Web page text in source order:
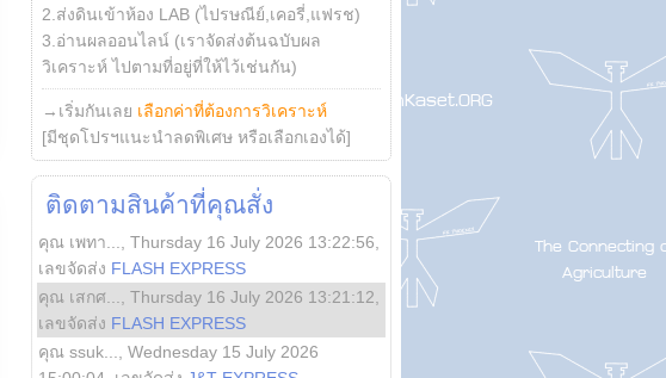
2.ส่งดินเข้าห้อง LAB (ไปรษณีย์,เคอรี่,แฟรช)
3.อ่านผลออนไลน์ (เราจัดส่งต้นฉบับผล
วิเคราะห์ ไปตามที่อยู่ที่ให้ไว้เช่นกัน)
→เริ่มกันเลย เลือกค่าที่ต้องการวิเคราะห์
[มีชุดโปรฯแนะนำลดพิเศษ หรือเลือกเองได้]
ติดตามสินค้าที่คุณสั่ง
คุณ เพทา... Thursday 16 July 2026 13:22:56
เลขจัดส่ง FLASH EXPRESS
คุณ เสกศ...
Thursday 16 July 2026 13:21:12
เลขจัดส่ง FLASH EXPRESS
คุณ ssuk...
Wednesday 15 July 2026